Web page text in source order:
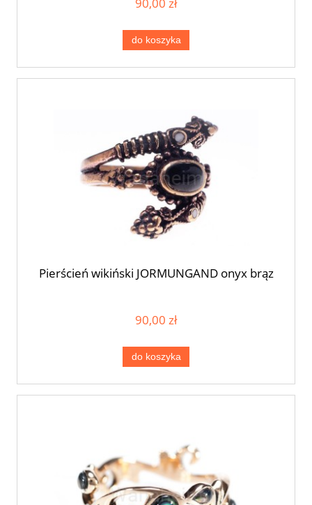
90,00 zł
do koszyka
Pierścień wikiński JORMUNGAND onyx brąz
90,00 zł
do koszyka